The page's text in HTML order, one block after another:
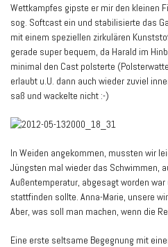
Wettkampfes gipste er mir den kleinen
sog. Softcast ein und stabilisierte das
mit einem speziellen zirkulären
gerade super bequem, da Harald im
minimal den Cast polsterte
erlaubt u.U. dann auch wieder zuviel
saß und wackelte nicht :-)
In Weiden angekommen, mussten wir
Jüngsten mal wieder das Schwimmen,
Außentemperatur, abgesagt worden
stattfinden sollte. Anna-Marie, unsere
Aber, was soll man machen, wenn die
Eine erste seltsame Begegnung mit